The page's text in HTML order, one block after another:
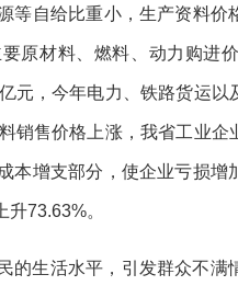
等自给比重小，生产资料
原材料、燃料、动力购进
元，今年电力、铁路货运
销售价格上涨，我省工业
本增支部分，使企业亏损
73.63%。
的生活水平，引发群众不